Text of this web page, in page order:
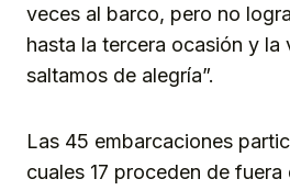
veces al barco, pero no
hasta la tercera ocasión y
saltamos de alegría”.
Las 45 embarcaciones
cuales 17 proceden de